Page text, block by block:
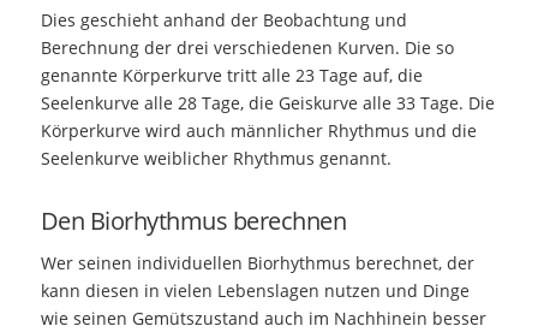
Dies geschieht anhand der Beobachtung und
Berechnung der drei verschiedenen Kurven. Die so
genannte Körperkurve tritt alle 23 Tage auf, die
Seelenkurve alle 28 Tage, die Geiskurve alle 33 Tage. Die
Körperkurve wird auch männlicher Rhythmus und die
Seelenkurve weiblicher Rhythmus genannt.
Den Biorhythmus berechnen
Wer seinen individuellen Biorhythmus berechnet, der
kann diesen in vielen Lebenslagen nutzen und Dinge
wie seinen Gemütszustand auch im Nachhinein besser